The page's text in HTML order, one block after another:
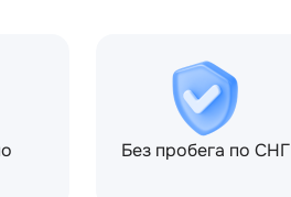
Без пробега по СНГ